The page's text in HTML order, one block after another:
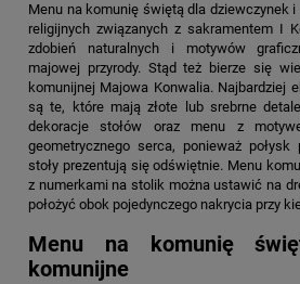
Menu na komunię świętą dla dziewczynek i
religijnych związanych z sakramentem I
zdobień naturalnych i motywów
majowej przyrody. Stąd też bierze się
komunijnej Majowa Konwalia. Najbardziej
są te, które mają złote lub srebrne
dekoracje stołów oraz menu z
geometrycznego serca, ponieważ
stoły prezentują się odświętnie. Menu
z numerkami na stolik można ustawić na
położyć obok pojedynczego nakrycia przy
Menu na komunię
komunijne